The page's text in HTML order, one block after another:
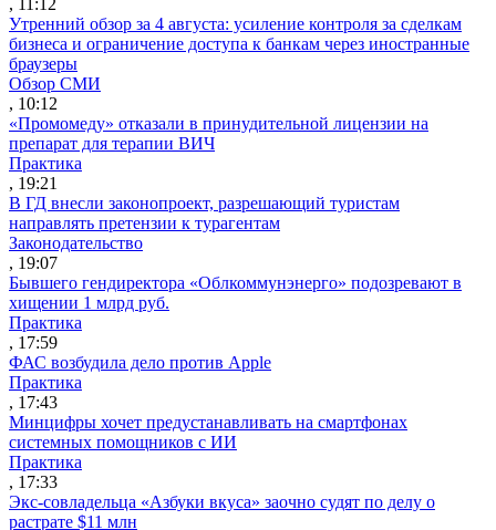
, 11:12
Утренний обзор за 4 августа: усиление контроля за сделкам
бизнеса и ограничение доступа к банкам через иностранные
браузеры
Обзор СМИ
, 10:12
«Промомеду» отказали в принудительной лицензии на
препарат для терапии ВИЧ
Практика
, 19:21
В ГД внесли законопроект, разрешающий туристам
направлять претензии к турагентам
Законодательство
, 19:07
Бывшего гендиректора «Облкоммунэнерго» подозревают в
хищении 1 млрд руб.
Практика
, 17:59
ФАС возбудила дело против Apple
Практика
, 17:43
Минцифры хочет предустанавливать на смартфонах
системных помощников с ИИ
Практика
, 17:33
Экс-совладельца «Азбуки вкуса» заочно судят по делу о
растрате $11 млн